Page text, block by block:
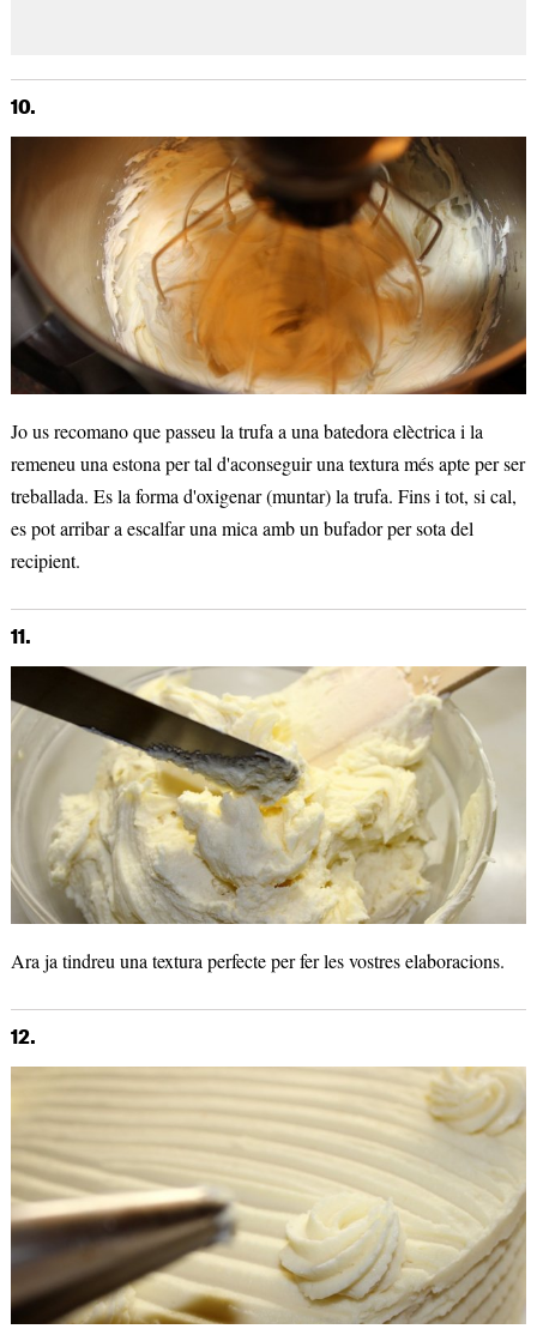
10.
Jo us recomano que passeu la trufa a una batedora elèctrica i la
remeneu una estona per tal d'aconseguir una textura més apte per ser
treballada. Es la forma d'oxigenar (muntar) la trufa. Fins i tot, si cal,
es pot arribar a escalfar una mica amb un bufador per sota del
recipient.
11.
Ara ja tindreu una textura perfecte per fer les vostres elaboracions.
12.